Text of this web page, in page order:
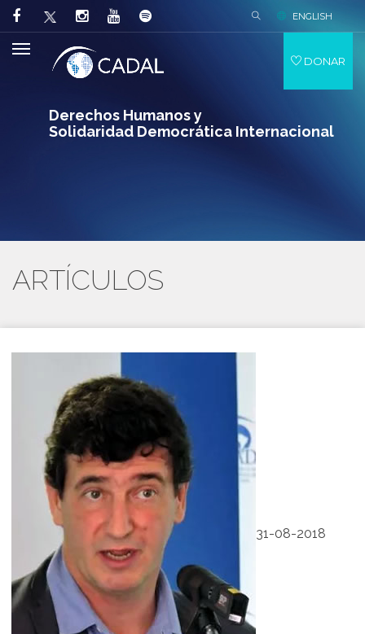
Derechos Humanos y
Solidaridad Democrática Internacional
ENGLISH
DONAR
ARTÍCULOS
31-08-2018